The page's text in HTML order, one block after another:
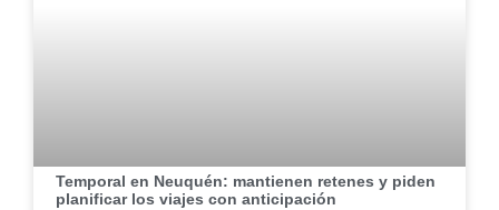
​Temporal en Neuquén: mantienen retenes y piden
planificar los viajes con anticipación ​